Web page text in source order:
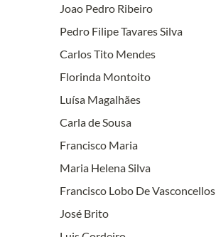
Joao Pedro Ribeiro
Pedro Filipe Tavares Silva
Carlos Tito Mendes
Florinda Montoito
Luísa Magalhães
Carla de Sousa
Francisco Maria
Maria Helena Silva
Francisco Lobo De Vasconcellos
José Brito